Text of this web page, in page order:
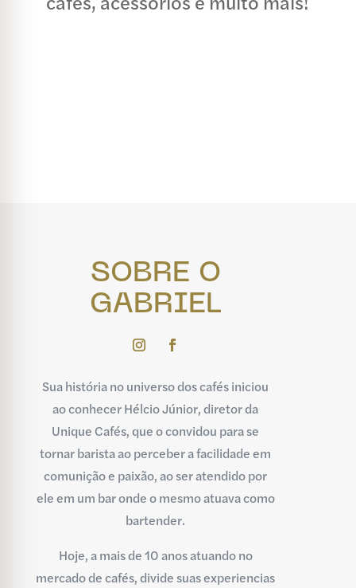
SOBRE O
GABRIEL
Sua história no universo dos cafés iniciou
ao conhecer Hélcio Júnior, diretor da
Unique Cafés, que o convidou para se
tornar barista ao perceber a facilidade em
comunição e paixão, ao ser atendido por
ele em um bar onde o mesmo atuava como
bartender.
Hoje, a mais de 10 anos atuando no
mercado de cafés, divide suas experiencias